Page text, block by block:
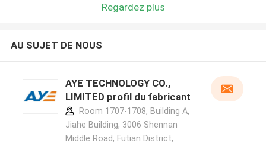
Regardez plus
AU SUJET DE NOUS
AYE TECHNOLOGY CO.,
LIMITED profil du fabricant
Room 1707-1708, Building A,
Jiahe Building, 3006 Shennan
Middle Road, Futian District,